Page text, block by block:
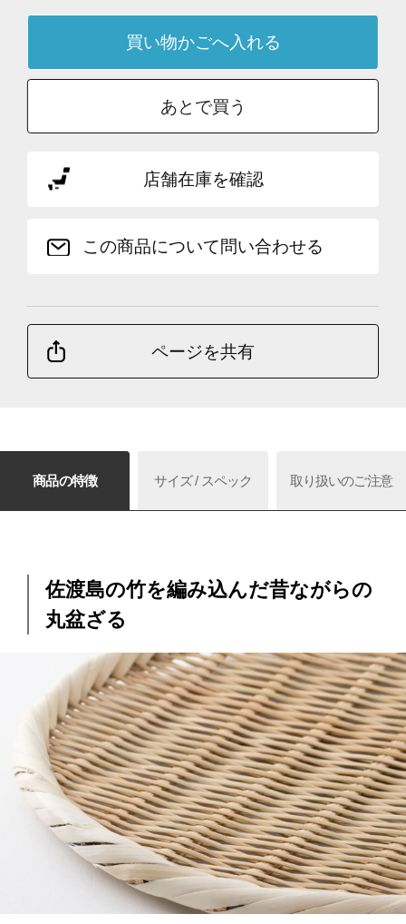
あとで買う
店舗在庫を確認
この商品について問い合わせる
ページを共有
商品の特徴 サイズ / スペック 取り扱いのご注意
佐渡島の竹を編み込んだ昔ながらの
丸盆ざる